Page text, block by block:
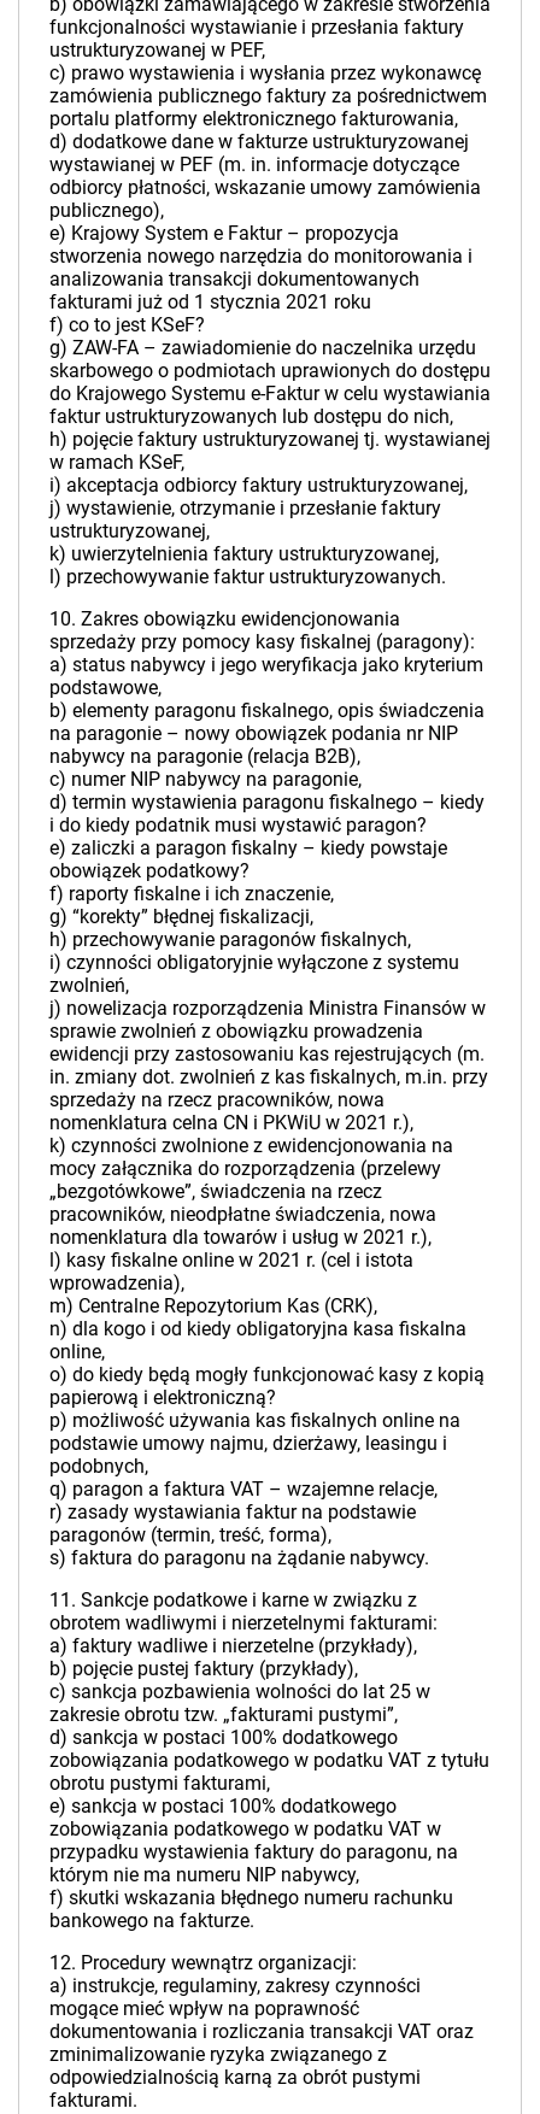
b) obowiązki zamawiającego w zakresie stworzenia
funkcjonalności wystawianie i przesłania faktury
ustrukturyzowanej w PEF,
c) prawo wystawienia i wysłania przez wykonawcę
zamówienia publicznego faktury za pośrednictwem
portalu platformy elektronicznego fakturowania,
d) dodatkowe dane w fakturze ustrukturyzowanej
wystawianej w PEF (m. in. informacje dotyczące
odbiorcy płatności, wskazanie umowy zamówienia
publicznego),
e) Krajowy System e Faktur – propozycja
stworzenia nowego narzędzia do monitorowania i
analizowania transakcji dokumentowanych
fakturami już od 1 stycznia 2021 roku
f) co to jest KSeF?
g) ZAW-FA – zawiadomienie do naczelnika urzędu
skarbowego o podmiotach uprawionych do dostępu
do Krajowego Systemu e-Faktur w celu wystawiania
faktur ustrukturyzowanych lub dostępu do nich,
h) pojęcie faktury ustrukturyzowanej tj. wystawianej
w ramach KSeF,
i) akceptacja odbiorcy faktury ustrukturyzowanej,
j) wystawienie, otrzymanie i przesłanie faktury
ustrukturyzowanej,
k) uwierzytelnienia faktury ustrukturyzowanej,
l) przechowywanie faktur ustrukturyzowanych.
10. Zakres obowiązku ewidencjonowania
sprzedaży przy pomocy kasy fiskalnej (paragony):
a) status nabywcy i jego weryfikacja jako kryterium
podstawowe,
b) elementy paragonu fiskalnego, opis świadczenia
na paragonie – nowy obowiązek podania nr NIP
nabywcy na paragonie (relacja B2B),
c) numer NIP nabywcy na paragonie,
d) termin wystawienia paragonu fiskalnego – kiedy
i do kiedy podatnik musi wystawić paragon?
e) zaliczki a paragon fiskalny – kiedy powstaje
obowiązek podatkowy?
f) raporty fiskalne i ich znaczenie,
g) “korekty” błędnej fiskalizacji,
h) przechowywanie paragonów fiskalnych,
i) czynności obligatoryjnie wyłączone z systemu
zwolnień,
j) nowelizacja rozporządzenia Ministra Finansów w
sprawie zwolnień z obowiązku prowadzenia
ewidencji przy zastosowaniu kas rejestrujących (m.
in. zmiany dot. zwolnień z kas fiskalnych, m.in. przy
sprzedaży na rzecz pracowników, nowa
nomenklatura celna CN i PKWiU w 2021 r.),
k) czynności zwolnione z ewidencjonowania na
mocy załącznika do rozporządzenia (przelewy
„bezgotówkowe”, świadczenia na rzecz
pracowników, nieodpłatne świadczenia, nowa
nomenklatura dla towarów i usług w 2021 r.),
l) kasy fiskalne online w 2021 r. (cel i istota
wprowadzenia),
m) Centralne Repozytorium Kas (CRK),
n) dla kogo i od kiedy obligatoryjna kasa fiskalna
online,
o) do kiedy będą mogły funkcjonować kasy z kopią
papierową i elektroniczną?
p) możliwość używania kas fiskalnych online na
podstawie umowy najmu, dzierżawy, leasingu i
podobnych,
q) paragon a faktura VAT – wzajemne relacje,
r) zasady wystawiania faktur na podstawie
paragonów (termin, treść, forma),
s) faktura do paragonu na żądanie nabywcy.
11. Sankcje podatkowe i karne w związku z
obrotem wadliwymi i nierzetelnymi fakturami:
a) faktury wadliwe i nierzetelne (przykłady),
b) pojęcie pustej faktury (przykłady),
c) sankcja pozbawienia wolności do lat 25 w
zakresie obrotu tzw. „fakturami pustymi”,
d) sankcja w postaci 100% dodatkowego
zobowiązania podatkowego w podatku VAT z tytułu
obrotu pustymi fakturami,
e) sankcja w postaci 100% dodatkowego
zobowiązania podatkowego w podatku VAT w
przypadku wystawienia faktury do paragonu, na
którym nie ma numeru NIP nabywcy,
f) skutki wskazania błędnego numeru rachunku
bankowego na fakturze.
12. Procedury wewnątrz organizacji:
a) instrukcje, regulaminy, zakresy czynności
mogące mieć wpływ na poprawność
dokumentowania i rozliczania transakcji VAT oraz
zminimalizowanie ryzyka związanego z
odpowiedzialnością karną za obrót pustymi
fakturami.